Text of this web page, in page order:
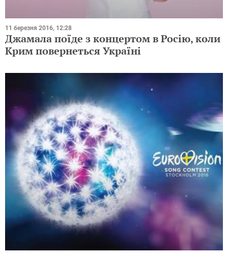
11 березня 2016, 12:28
Джамала поїде з концертом в Росію, коли
Крим повернеться Україні